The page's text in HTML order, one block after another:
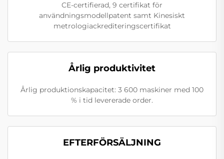
CE-certifierad, 9 certifikat för
användningsmodellpatent samt Kinesiskt
metrologiackrediteringscertifikat
Årlig produktivitet
Årlig produktionskapacitet: 3 600 maskiner med 100
% i tid levererade order.
EFTERFÖRSÄLJNING